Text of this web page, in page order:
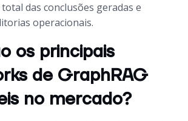
das conclusões geradas e
operacionais.
os principais
de GraphRAG
no mercado?